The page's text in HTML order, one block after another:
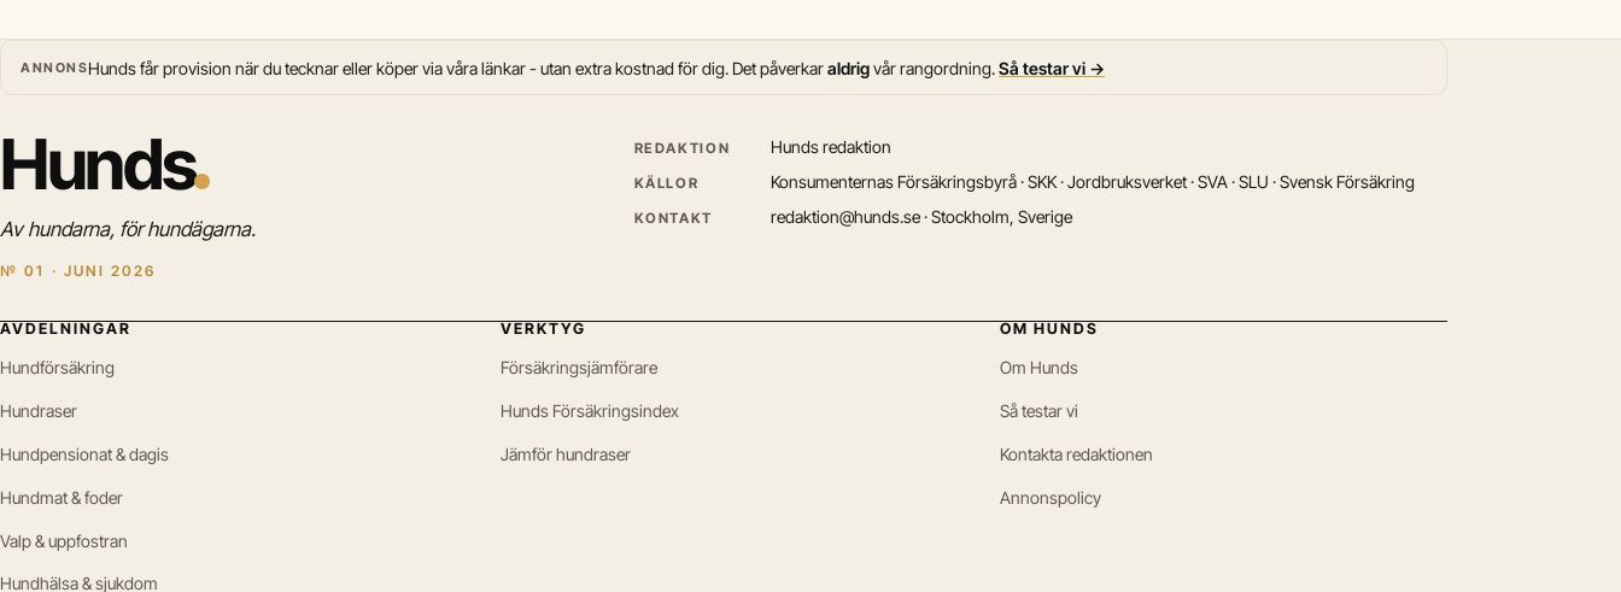
ANNONSHunds får provision när du tecknar eller köper via våra länkar - utan extra kostnad för dig. Det påverkaraldrigvår rangordning.Så testar vi →
Hunds
Av hundarna, för hundägarna.
№ 01 · JUNI 2026
REDAKTION Hunds redaktion
KÄLLOR Konsumenternas Försäkringsbyrå · SKK · Jordbruksverket · SVA · SLU · Svensk Försäkring
KONTAKT redaktion@hunds.se · Stockholm, Sverige
AVDELNINGAR
Hundförsäkring
Hundraser
Hundpensionat & dagis
Hundmat & foder
Valp & uppfostran
Hundhälsa & sjukdom
VERKTYG
Försäkringsjämförare
Hunds Försäkringsindex
Jämför hundraser
OM HUNDS
Om Hunds
Så testar vi
Kontakta redaktionen
Annonspolicy